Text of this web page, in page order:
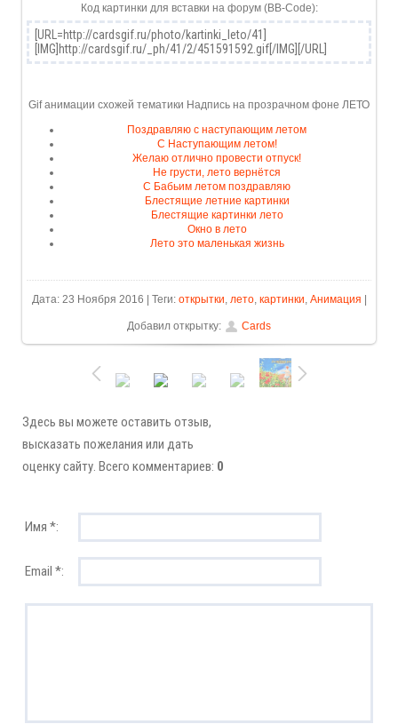
Код картинки для вставки на форум (BB-Code):
Gif анимации схожей тематики Надпись на прозрачном фоне ЛЕТО
Поздравляю с наступающим летом
С Наступающим летом!
Желаю отлично провести отпуск!
Не грусти, лето вернётся
С Бабьим летом поздравляю
Блестящие летние картинки
Блестящие картинки лето
Окно в лето
Лето это маленькая жизнь
Дата: 23 Ноября 2016 | Теги: открытки, лето, картинки, Анимация |
Добавил открытку: Cards
Здесь вы можете оставить отзыв,
высказать пожелания или дать
оценку сайту. Всего комментариев: 0
Имя *:
Email *: